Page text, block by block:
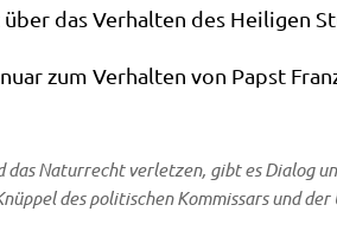
das Ver­hal­ten des Hei­li­gen
zum Ver­hal­ten von Papst
das Natur­recht ver­let­zen, gibt es Dia­log
des poli­ti­schen Kom­mis­sars und